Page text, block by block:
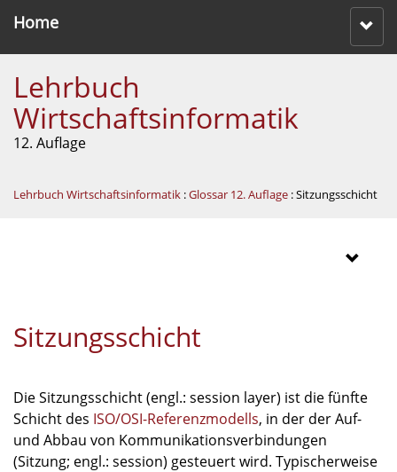
Home
Lehrbuch
Wirtschaftsinformatik
12. Auflage
Lehrbuch Wirtschaftsinformatik :Glossar 12. Auflage : Sitzungsschicht
Sitzungsschicht
Die Sitzungsschicht (engl.: session layer) ist die fünfte
Schicht des ISO/OSI-Referenzmodells, in der der Auf-
und Abbau von Kommunikationsverbindungen
(Sitzung; engl.: session) gesteuert wird. Typischerweise